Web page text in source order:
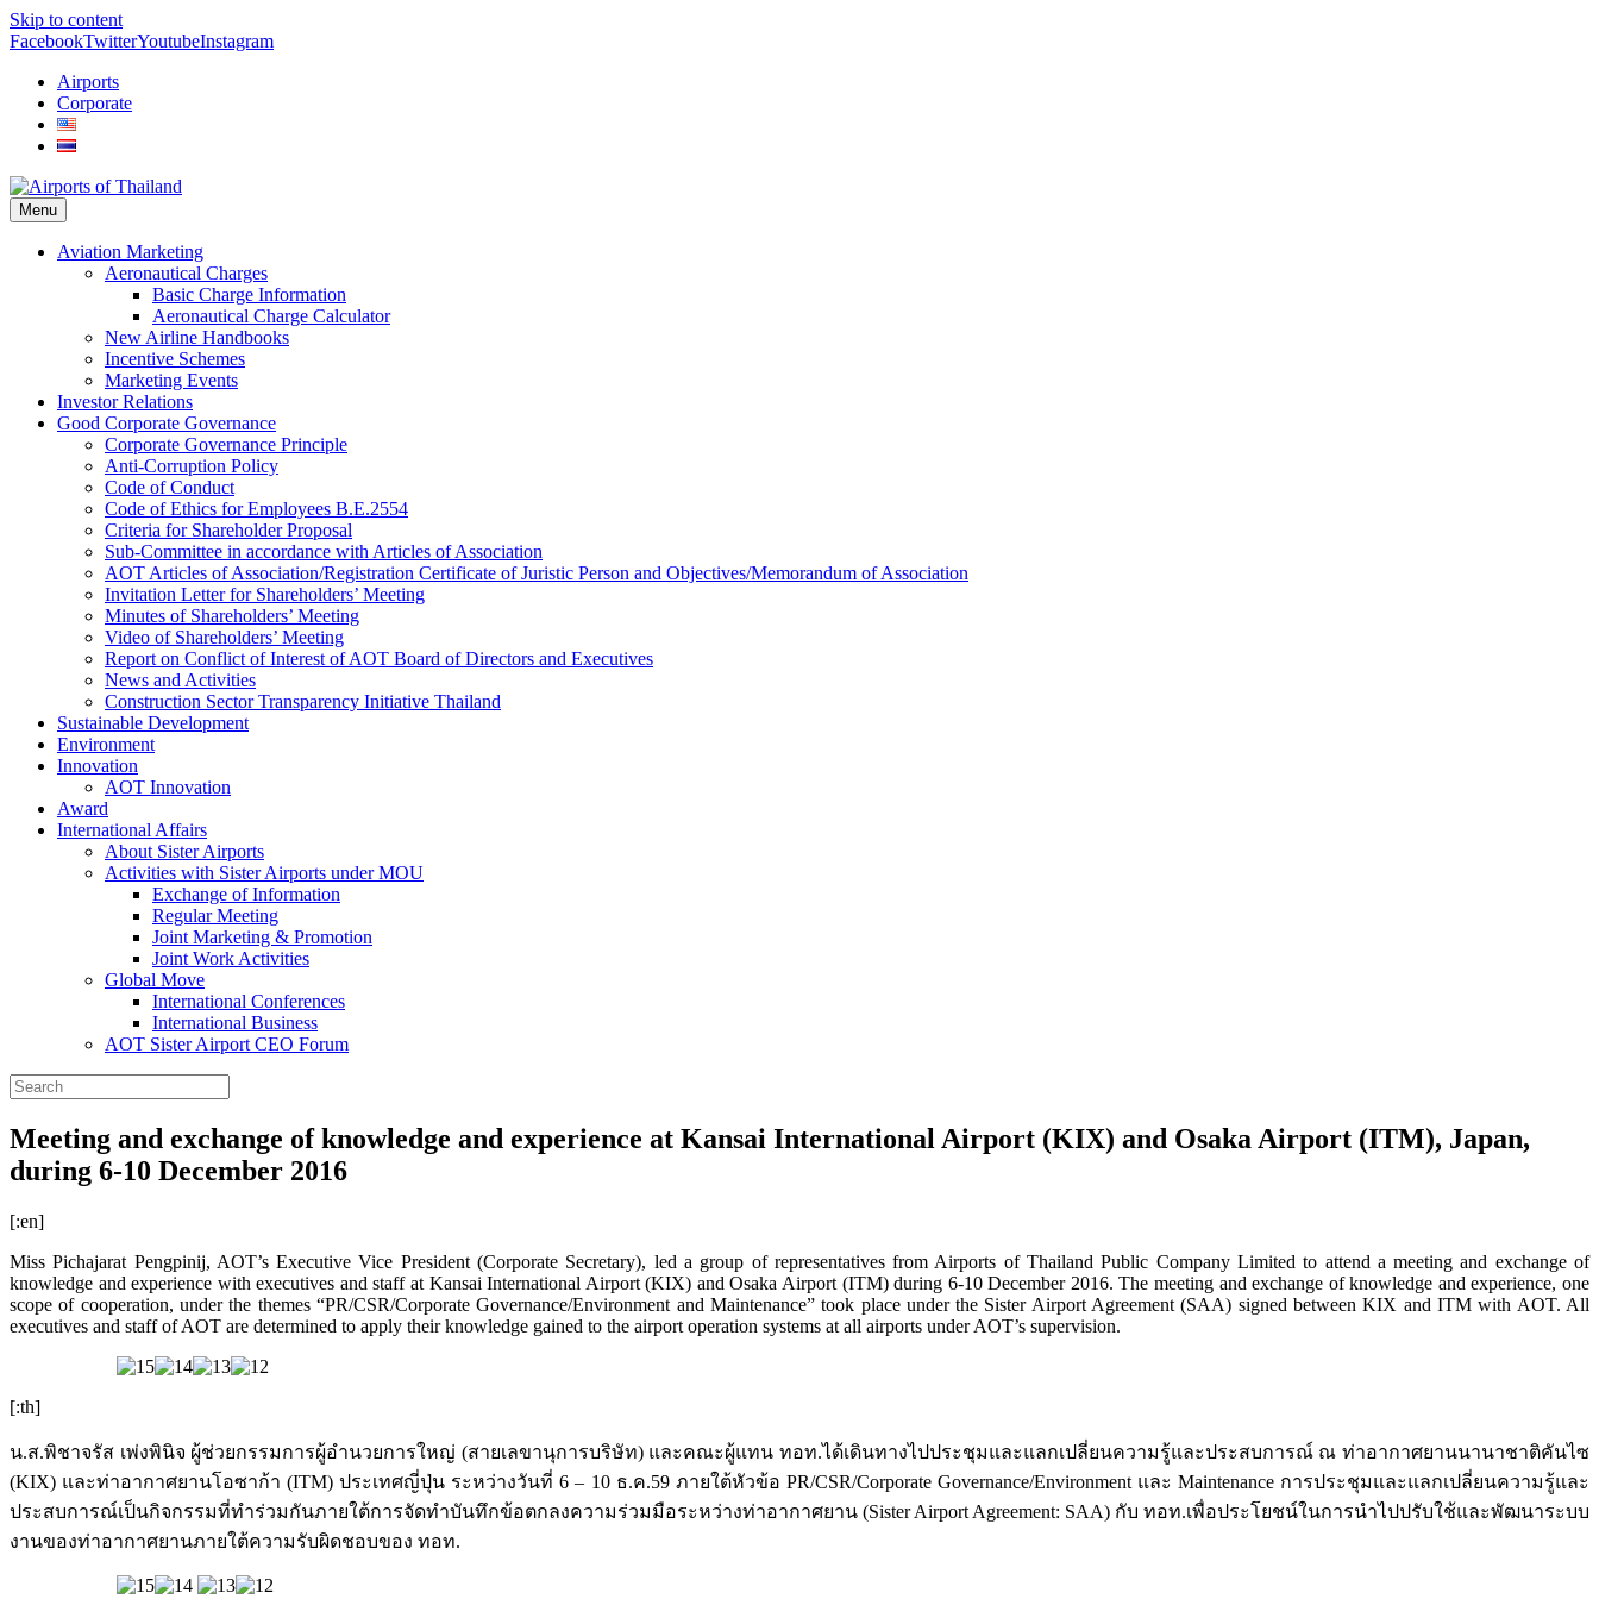
Skip to content
FacebookTwitterYoutubeInstagram
Airports
Corporate
Menu
Aviation Marketing
Aeronautical Charges
Basic Charge Information
Aeronautical Charge Calculator
New Airline Handbooks
Incentive Schemes
Marketing Events
Investor Relations
Good Corporate Governance
Corporate Governance Principle
Anti-Corruption Policy
Code of Conduct
Code of Ethics for Employees B.E.2554
Criteria for Shareholder Proposal
Sub-Committee in accordance with Articles of Association
AOT Articles of Association/Registration Certificate of Juristic Person and Objectives/Memorandum of Association
Invitation Letter for Shareholders’ Meeting
Minutes of Shareholders’ Meeting
Video of Shareholders’ Meeting
Report on Conflict of Interest of AOT Board of Directors and Executives
News and Activities
Construction Sector Transparency Initiative Thailand
Sustainable Development
Environment
Innovation
AOT Innovation
Award
International Affairs
About Sister Airports
Activities with Sister Airports under MOU
Exchange of Information
Regular Meeting
Joint Marketing & Promotion
Joint Work Activities
Global Move
International Conferences
International Business
AOT Sister Airport CEO Forum
Meeting and exchange of knowledge and experience at Kansai International Airport (KIX) and Osaka Airport (ITM), Japan,
during 6-10 December 2016
[:en]
Miss Pichajarat Pengpinij, AOT’s Executive Vice President (Corporate Secretary), led a group of representatives from Airports of Thailand Public Company Limited to attend a meeting and exchange of
knowledge and experience with executives and staff at Kansai International Airport (KIX) and Osaka Airport (ITM) during 6-10 December 2016. The meeting and exchange of knowledge and experience, one
scope of cooperation, under the themes “PR/CSR/Corporate Governance/Environment and Maintenance” took place under the Sister Airport Agreement (SAA) signed between KIX and ITM with AOT. All
executives and staff of AOT are determined to apply their knowledge gained to the airport operation systems at all airports under AOT’s supervision.
[:th]
น.ส.พิชาจรัส เพ่งพินิจ ผู้ช่วยกรรมการผู้อำนวยการใหญ่ (สายเลขานุการบริษัท) และคณะผู้แทน ทอท.ได้เดินทางไปประชุมและแลกเปลี่ยนความรู้และประสบการณ์ ณ ท่าอากาศยานนานาชาติคันไซ
(KIX) และท่าอากาศยานโอซาก้า (ITM) ประเทศญี่ปุ่น ระหว่างวันที่ 6 – 10 ธ.ค.59 ภายใต้หัวข้อ PR/CSR/Corporate Governance/Environment และ Maintenance การประชุมและแลกเปลี่ยนความรู้และ
ประสบการณ์เป็นกิจกรรมที่ทำร่วมกันภายใต้การจัดทำบันทึกข้อตกลงความร่วมมือระหว่างท่าอากาศยาน (Sister Airport Agreement: SAA) กับ ทอท.เพื่อประโยชน์ในการนำไปปรับใช้และพัฒนาระบบ
งานของท่าอากาศยานภายใต้ความรับผิดชอบของ ทอท.